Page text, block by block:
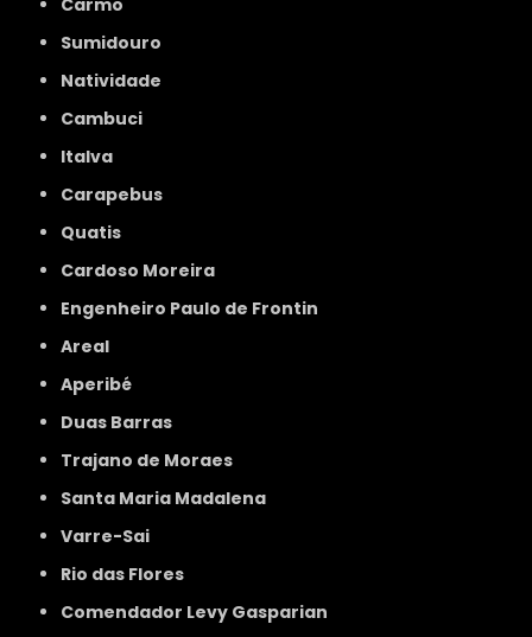
Carmo
Sumidouro
Natividade
Cambuci
Italva
Carapebus
Quatis
Cardoso Moreira
Engenheiro Paulo de Frontin
Areal
Aperibé
Duas Barras
Trajano de Moraes
Santa Maria Madalena
Varre-Sai
Rio das Flores
Comendador Levy Gasparian